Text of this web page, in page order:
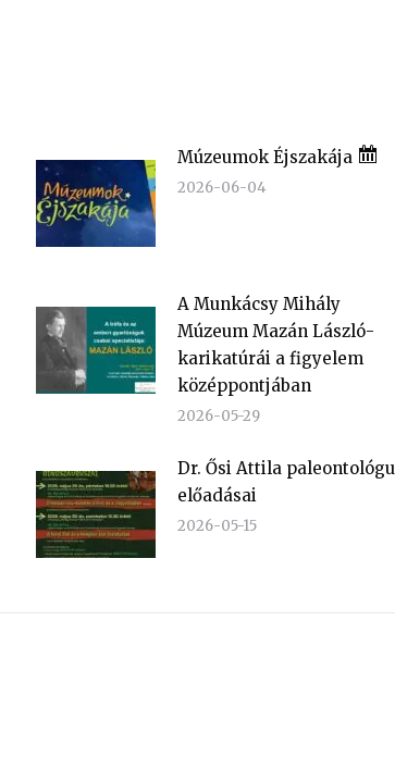
Múzeumok Éjszakája
2026-06-04
A Munkácsy Mihály
Múzeum Mazán László-
karikatúrái a figyelem
középpontjában
2026-05-29
Dr. Ősi Attila
előadásai
2026-05-15